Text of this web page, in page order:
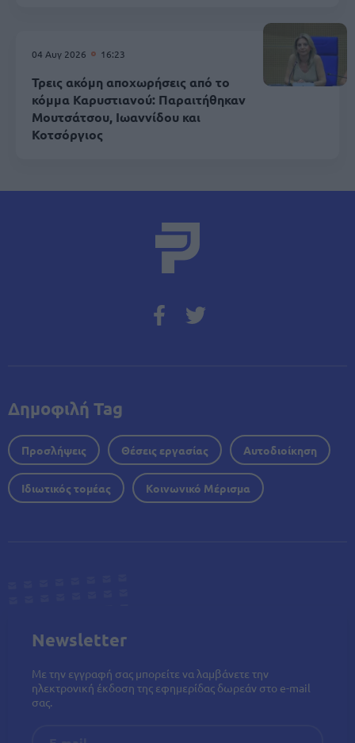
04 Αυγ 2026 16:23
Τρεις ακόμη αποχωρήσεις από το
κόμμα Καρυστιανού: Παραιτήθηκαν
Μουτσάτσου, Ιωαννίδου και
Κοτσόργιος
Δημοφιλή Tag
Προσλήψεις Θέσεις εργασίας Αυτοδιοίκηση
Ιδιωτικός τομέας Κοινωνικό Μέρισμα
Newsletter
Με την εγγραφή σας μπορείτε να λαμβάνετε την
ηλεκτρονική έκδοση της εφημερίδας δωρεάν στο e-mail
σας.